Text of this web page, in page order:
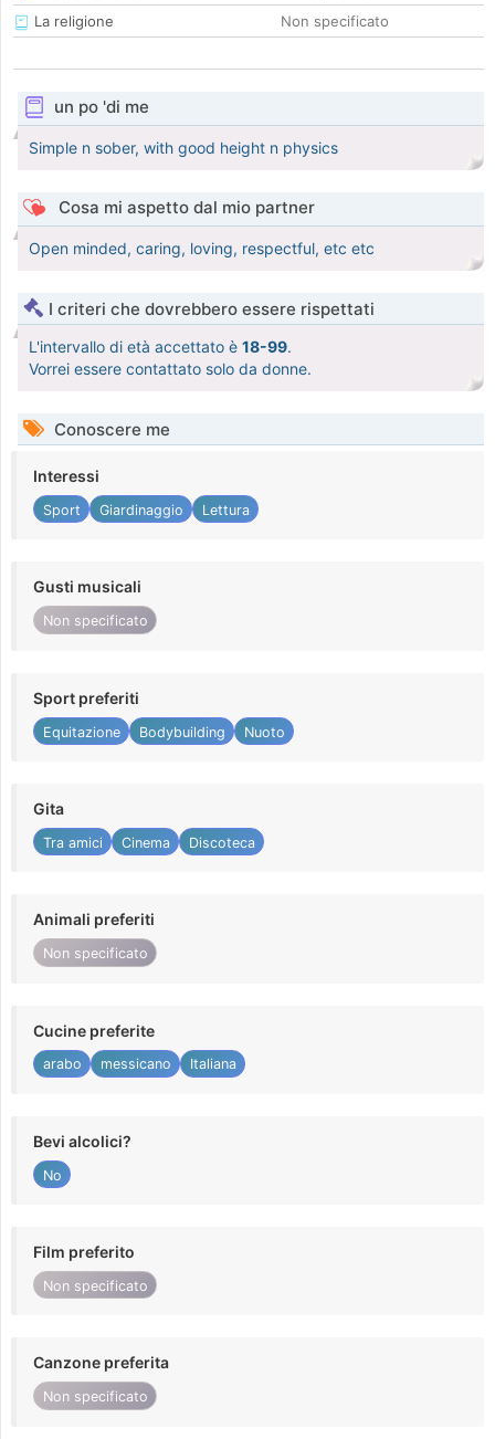
La religione
Non specificato
un po 'di me
Simple n sober, with good height n physics
Cosa mi aspetto dal mio partner
Open minded, caring, loving, respectful, etc etc
I criteri che dovrebbero essere rispettati
L'intervallo di età accettato è 18-99.
Vorrei essere contattato solo da donne.
Conoscere me
Interessi
Sport Giardinaggio Lettura
Gusti musicali
Non specificato
Sport preferiti
Equitazione Bodybuilding Nuoto
Gita
Tra amici Cinema Discoteca
Animali preferiti
Non specificato
Cucine preferite
arabo messicano Italiana
Bevi alcolici?
No
Film preferito
Non specificato
Canzone preferita
Non specificato